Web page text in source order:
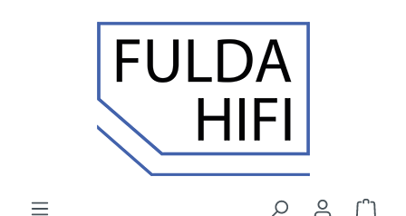
Zum Hauptinhalt springen